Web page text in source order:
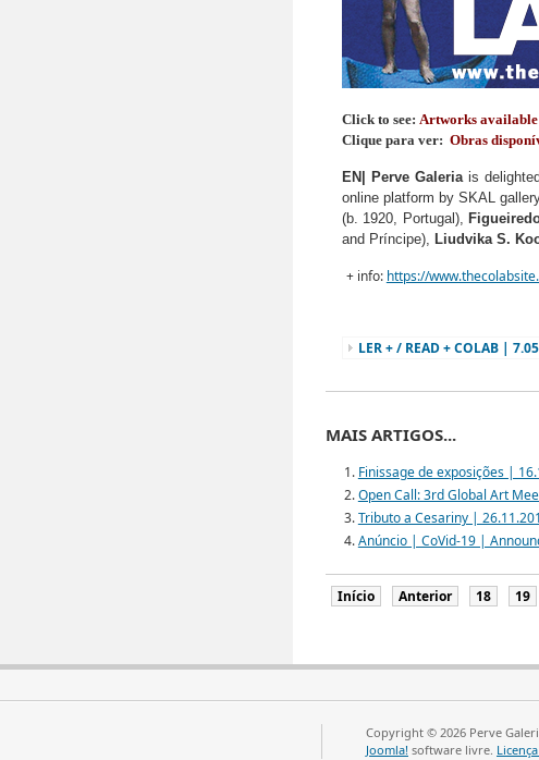
Click to see: Artworks
Clique para ver: Obras
EN| Perve Galeriais
online platform by SKAL
(b. 1920, Portugal),
and Príncipe), Liudvika S.
+ info: https://
LER + / READ + COLAB |
MAIS ARTIGOS...
Finissage de exposições |
Open Call: 3rd Global Art
Tributo a Cesariny |
Anúncio | CoVid-19 |
Início Anterior 18 19
Copyright © 2026 Perve
Joomla! software livre.